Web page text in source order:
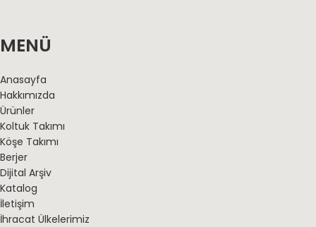
MENÜ
Anasayfa
Hakkımızda
Ürünler
Koltuk Takımı
Köşe Takımı
Berjer
Dijital Arşiv
Katalog
İletişim
İhracat Ülkelerimiz